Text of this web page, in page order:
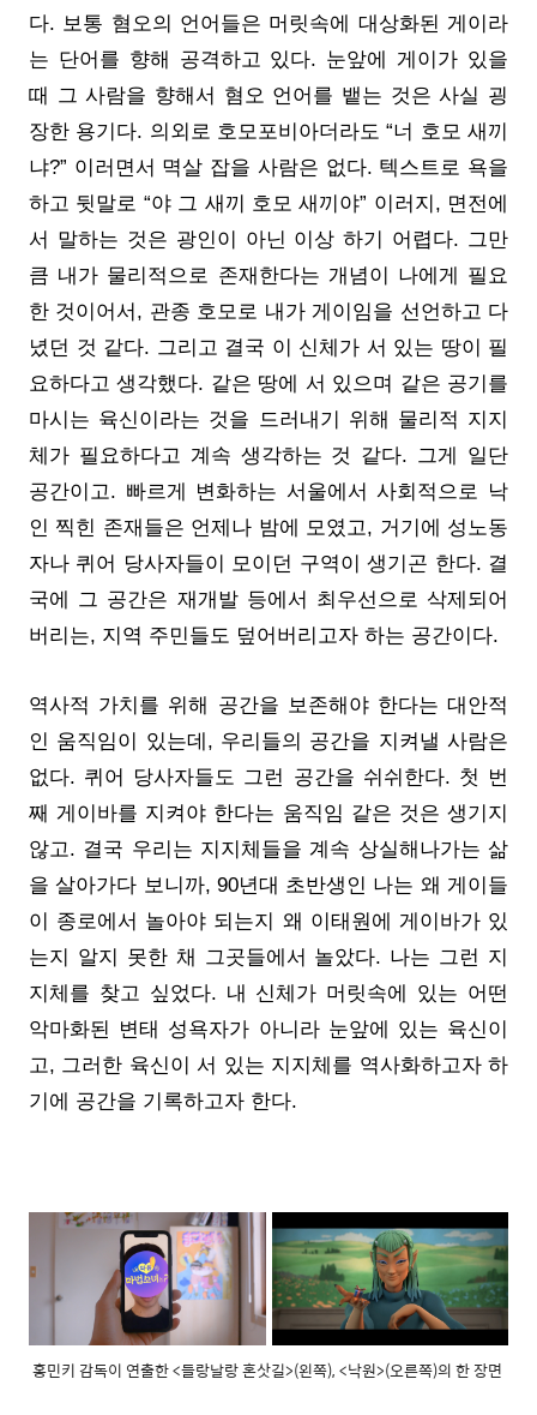
다. 보통 혐오의 언어들은 머릿속에 대상화된 게이라
는 단어를 향해 공격하고 있다. 눈앞에 게이가 있을
때 그 사람을 향해서 혐오 언어를 뱉는 것은 사실 굉
장한 용기다. 의외로 호모포비아더라도 “너 호모 새끼
냐?” 이러면서 멱살 잡을 사람은 없다. 텍스트로 욕을
하고 뒷말로 “야 그 새끼 호모 새끼야” 이러지, 면전에
서 말하는 것은 광인이 아닌 이상 하기 어렵다. 그만
큼 내가 물리적으로 존재한다는 개념이 나에게 필요
한 것이어서, 관종 호모로 내가 게이임을 선언하고 다
녔던 것 같다. 그리고 결국 이 신체가 서 있는 땅이 필
요하다고 생각했다. 같은 땅에 서 있으며 같은 공기를
마시는 육신이라는 것을 드러내기 위해 물리적 지지
체가 필요하다고 계속 생각하는 것 같다. 그게 일단
공간이고. 빠르게 변화하는 서울에서 사회적으로 낙
인 찍힌 존재들은 언제나 밤에 모였고, 거기에 성노동
자나 퀴어 당사자들이 모이던 구역이 생기곤 한다. 결
국에 그 공간은 재개발 등에서 최우선으로 삭제되어
버리는, 지역 주민들도 덮어버리고자 하는 공간이다.
역사적 가치를 위해 공간을 보존해야 한다는 대안적
인 움직임이 있는데, 우리들의 공간을 지켜낼 사람은
없다. 퀴어 당사자들도 그런 공간을 쉬쉬한다. 첫 번
째 게이바를 지켜야 한다는 움직임 같은 것은 생기지
않고. 결국 우리는 지지체들을 계속 상실해나가는 삶
을 살아가다 보니까, 90년대 초반생인 나는 왜 게이들
이 종로에서 놀아야 되는지 왜 이태원에 게이바가 있
는지 알지 못한 채 그곳들에서 놀았다. 나는 그런 지
지체를 찾고 싶었다. 내 신체가 머릿속에 있는 어떤
악마화된 변태 성욕자가 아니라 눈앞에 있는 육신이
고, 그러한 육신이 서 있는 지지체를 역사화하고자 하
기에 공간을 기록하고자 한다.
홍민키 감독이 연출한 <들랑날랑 혼삿길>(왼쪽), <낙원>(오른쪽)의 한 장면